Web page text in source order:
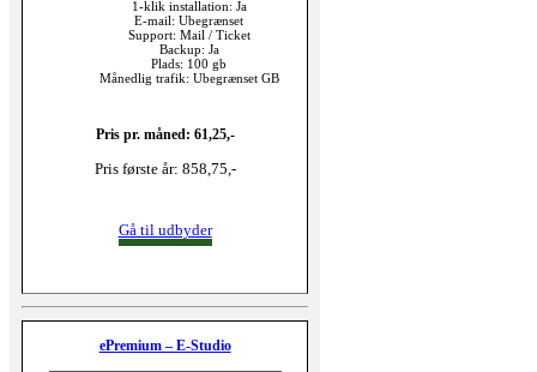
1-klik installation: Ja
E-mail: Ubegrænset
Support: Mail / Ticket
Backup: Ja
Plads: 100 gb
Månedlig trafik: Ubegrænset GB
Pris pr. måned: 61,25,-
Pris første år: 858,75,-
Gå til udbyder
ePremium – E-Studio